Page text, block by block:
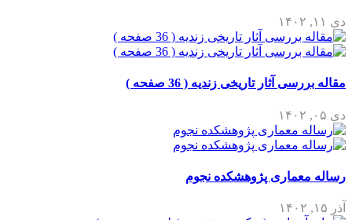
دی ۱۱, ۱۴۰۲
مقاله بررسی آثار تاریخی زندیه ( 36 صفحه )
دی ۰۵, ۱۴۰۲
رساله معماری پژوهشکده نجوم
آذر ۱۵, ۱۴۰۲